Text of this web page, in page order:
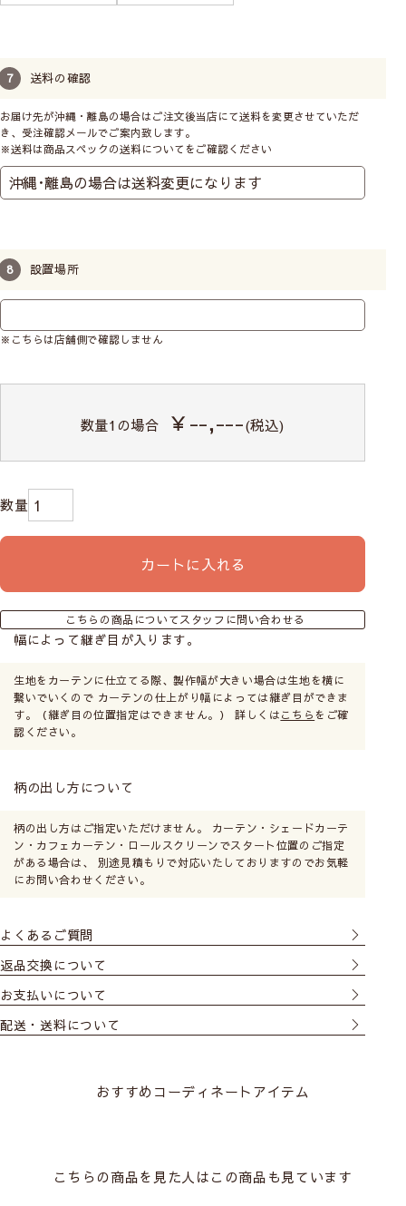
シェードカーテンの操作コードの位置を左右どちらか
お選びいただけます。お部屋の間取りや窓の位置に合
わせてご自由にお選びください。
取り付け方によってサイズが変わります
シェードカーテンは取付け方によって注文サイズが変わるの
でご注意ください。
・小窓の場合は窓枠の内側に取り付ける天井付け
・リビングや寝室などの比較的大きめの窓なら光の漏れない
がおすすめです。
カーテンレールにも取付けは可能ですが、レールに重さの負
荷がかかるのでご注意ください。（ドラム式は特に負荷が大
きいため不向きです）
必ずサイズの測り方をご一読ください。
天井付け
窓枠とシェード間に少し隙
間があきます。光を取りた
いキッチンやトイレの小窓
に向いています。
正面付け
大きいサイズにします。光
漏れがなく、室内が見えま
送料の確認
お届け先が沖縄・離島の場合はご注文後当店にて送料を変更させていただ
き、受注確認メールでご案内致します。
※送料は商品スペックの送料についてをご確認ください
設置場所
※こちらは店舗側で確認しません
数量1の場合 ￥--,---(税込)
カートに入れる
こちらの商品についてスタッフに問い合わせる
幅によって継ぎ目が入ります。
生地をカーテンに仕立てる際、製作幅が大きい場合は生地を横に
繋いでいくので カーテンの仕上がり幅によっては継ぎ目ができま
す。（継ぎ目の位置指定はできません。） 詳しくはこちら をご確
認ください。
柄の出し方について
柄の出し方はご指定いただけません。 カーテン・シェードカーテ
ン・カフェカーテン・ロールスクリーンでスタート位置のご指定
がある場合は、 別途見積もりで対応いたしておりますのでお気軽
にお問い合わせください。
よくあるご質問
返品交換について
お支払いについて
配送・送料について
おすすめコーディネートアイテム
こちらの商品を見た人はこの商品も見ています